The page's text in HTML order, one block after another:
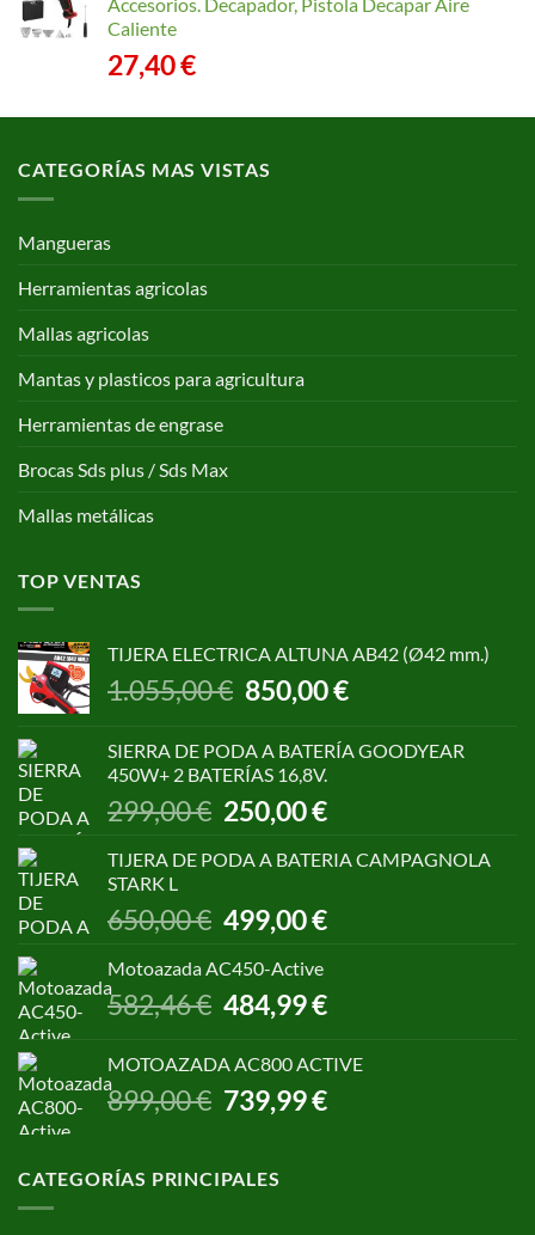
Caliente
27,40€
CATEGORÍAS MAS VISTAS
Mangueras
Herramientas agricolas
Mallas agricolas
Mantas y plasticos para agricultura
Herramientas de engrase
Brocas Sds plus / Sds Max
Mallas metálicas
TOP VENTAS
TIJERA ELECTRICA ALTUNA AB42 (Ø42 mm.)
1.055,00€ El
precio
era:
1.055,00 €.
850,00€El
es:
SIERRA DE PODA A BATERÍA GOODYEAR
450W+ 2 BATERÍAS 16,8V.
299,00€ El
precio
original
299,00 €.
250,00€El
actual
250,00 €.
TIJERA DE PODA A BATERIA CAMPAGNOLA
STARK L
650,00€
El
precio
original
650,00 €.
499,00€El
499,00 €.
Motoazada AC450-Active
582,46€
El
precio
era:
582,46 €.
484,99€El
es:
484,99 €.
MOTOAZADA AC800 ACTIVE
899,00€ El
precio
era:
739,99€El
CATEGORÍAS PRINCIPALES